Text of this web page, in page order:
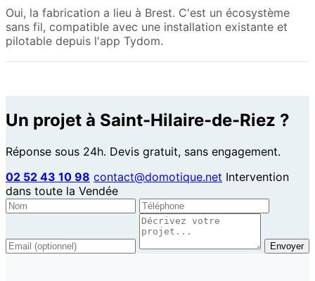
Oui, la fabrication a lieu à Brest. C'est un écosystème
sans fil, compatible avec une installation existante et
pilotable depuis l'app Tydom.
Un projet à Saint-Hilaire-de-Riez ?
Réponse sous 24h. Devis gratuit, sans engagement.
02 52 43 10 98 contact@domotique.net Intervention
dans toute la Vendée
Envoyer